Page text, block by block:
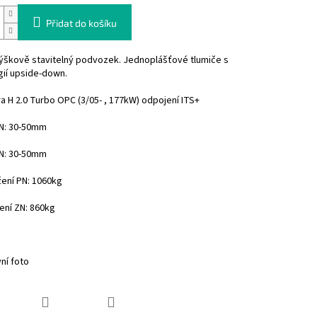
Přidat do košíku
stavitelný podvozek. Jednoplášťové tlumiče s
upside-down.
H 2.0 Turbo OPC (3/05- , 177kW) odpojení ITS+
30-50mm
30-50mm
PN: 1060kg
ZN: 860kg
foto